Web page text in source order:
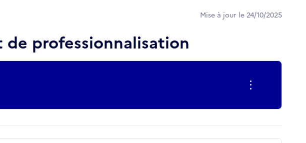
Mise à jour le 24/10/2025
professionnalisation